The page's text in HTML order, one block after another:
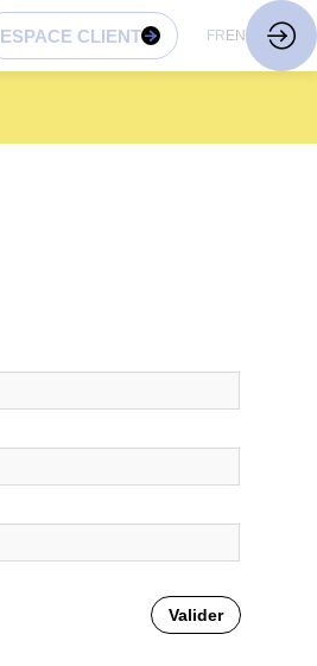
ESPACE CLIENT FR EN
Valider